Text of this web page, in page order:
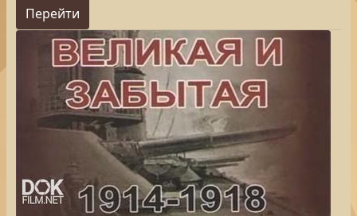
Перейти